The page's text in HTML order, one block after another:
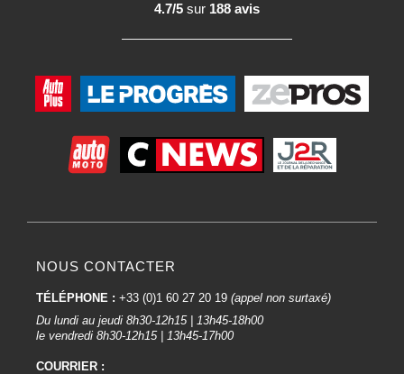
4.7/5sur 188 avis
NOUS CONTACTER
TÉLÉPHONE : +33 (0)1 60 27 20 19 (appel non surtaxé)
Du lundi au jeudi 8h30-12h15 | 13h45-18h00
le vendredi 8h30-12h15 | 13h45-17h00
COURRIER :